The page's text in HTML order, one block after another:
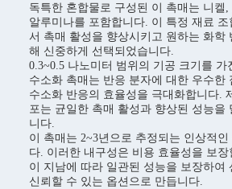
독특한 혼합물로 구성된 이 촉매는 니켈
알루미나를 포함합니다. 이 특정 재료 조
서 촉매 활성을 향상시키고 원하는 화학
해 신중하게 선택되었습니다.
0.3~0.5 나노미터 범위의 기공 크기를 가
수소화 촉매는 반응 분자에 대한 우수한
수소화 반응의 효율성을 극대화합니다.
포는 균일한 촉매 활성과 향상된 성능을
니다.
이 촉매는 2~3년으로 추정되는 인상적인
다. 이러한 내구성은 비용 효율성을 보
이 지남에 따라 일관된 성능을 보장하여
신뢰할 수 있는 옵션으로 만듭니다.